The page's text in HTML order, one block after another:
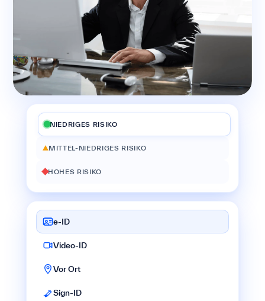
NIEDRIGES RISIKO
MITTEL-NIEDRIGES RISIKO
HOHES RISIKO
e-ID
Video-ID
Vor Ort
Sign-ID